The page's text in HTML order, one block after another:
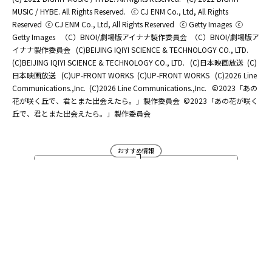
MUSIC / HYBE. All Rights Reserved. ⓒ CJ ENM Co., Ltd, All Rights
Reserved ⓒ CJ ENM Co., Ltd, All Rights Reserved ⓒ Getty Images ⓒ
Getty Images
（C）BNOI/劇場版アイナナ製作委員会
（C）BNOI/劇場版ア
イナナ製作委員会 (C)BEIJING IQIYI SCIENCE & TECHNOLOGY CO., LTD.
(C)BEIJING IQIYI SCIENCE & TECHNOLOGY CO., LTD. (C)日本映画放送 (C)
日本映画放送 (C)UP-FRONT WORKS (C)UP-FRONT WORKS (C)2026 Line
Communications.,Inc. (C)2026 Line Communications.,Inc. ©2023「あの
花が咲く丘で、君とまた出会えたら。」製作委員会 ©2023「あの花が咲く
丘で、君とまた出会えたら。」製作委員会
おすすめ情報